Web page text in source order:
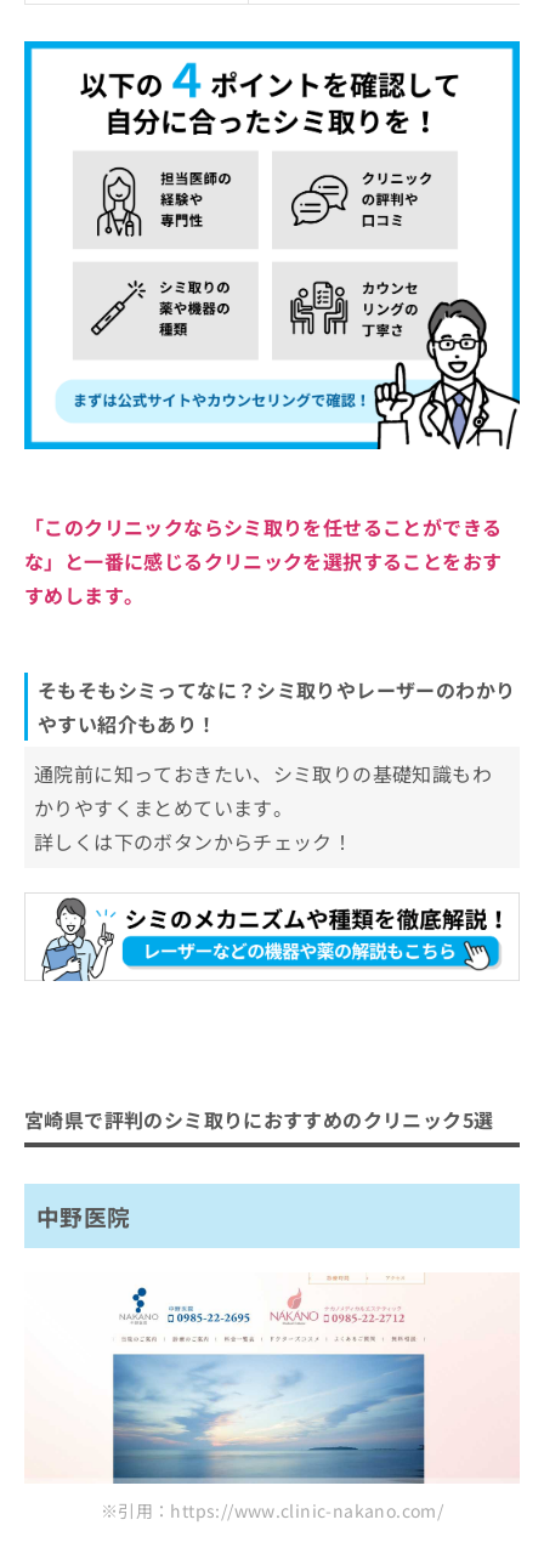
「このクリニックならシミ取りを任せることができる
な」と一番に感じるクリニックを選択することをおす
すめします。
そもそもシミってなに？シミ取りやレーザーのわかり
やすい紹介もあり！
通院前に知っておきたい、シミ取りの基礎知識もわ
かりやすくまとめています。
詳しくは下のボタンからチェック！
宮崎県で評判のシミ取りにおすすめのクリニック5選
中野医院
※引用：https://www.clinic-nakano.com/